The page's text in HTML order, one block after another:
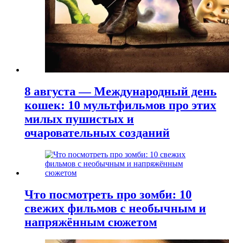
8 августа — Международный день
кошек: 10 мультфильмов про этих
милых пушистых и
очаровательных созданий
Что посмотреть про зомби: 10
свежих фильмов с необычным и
напряжённым сюжетом